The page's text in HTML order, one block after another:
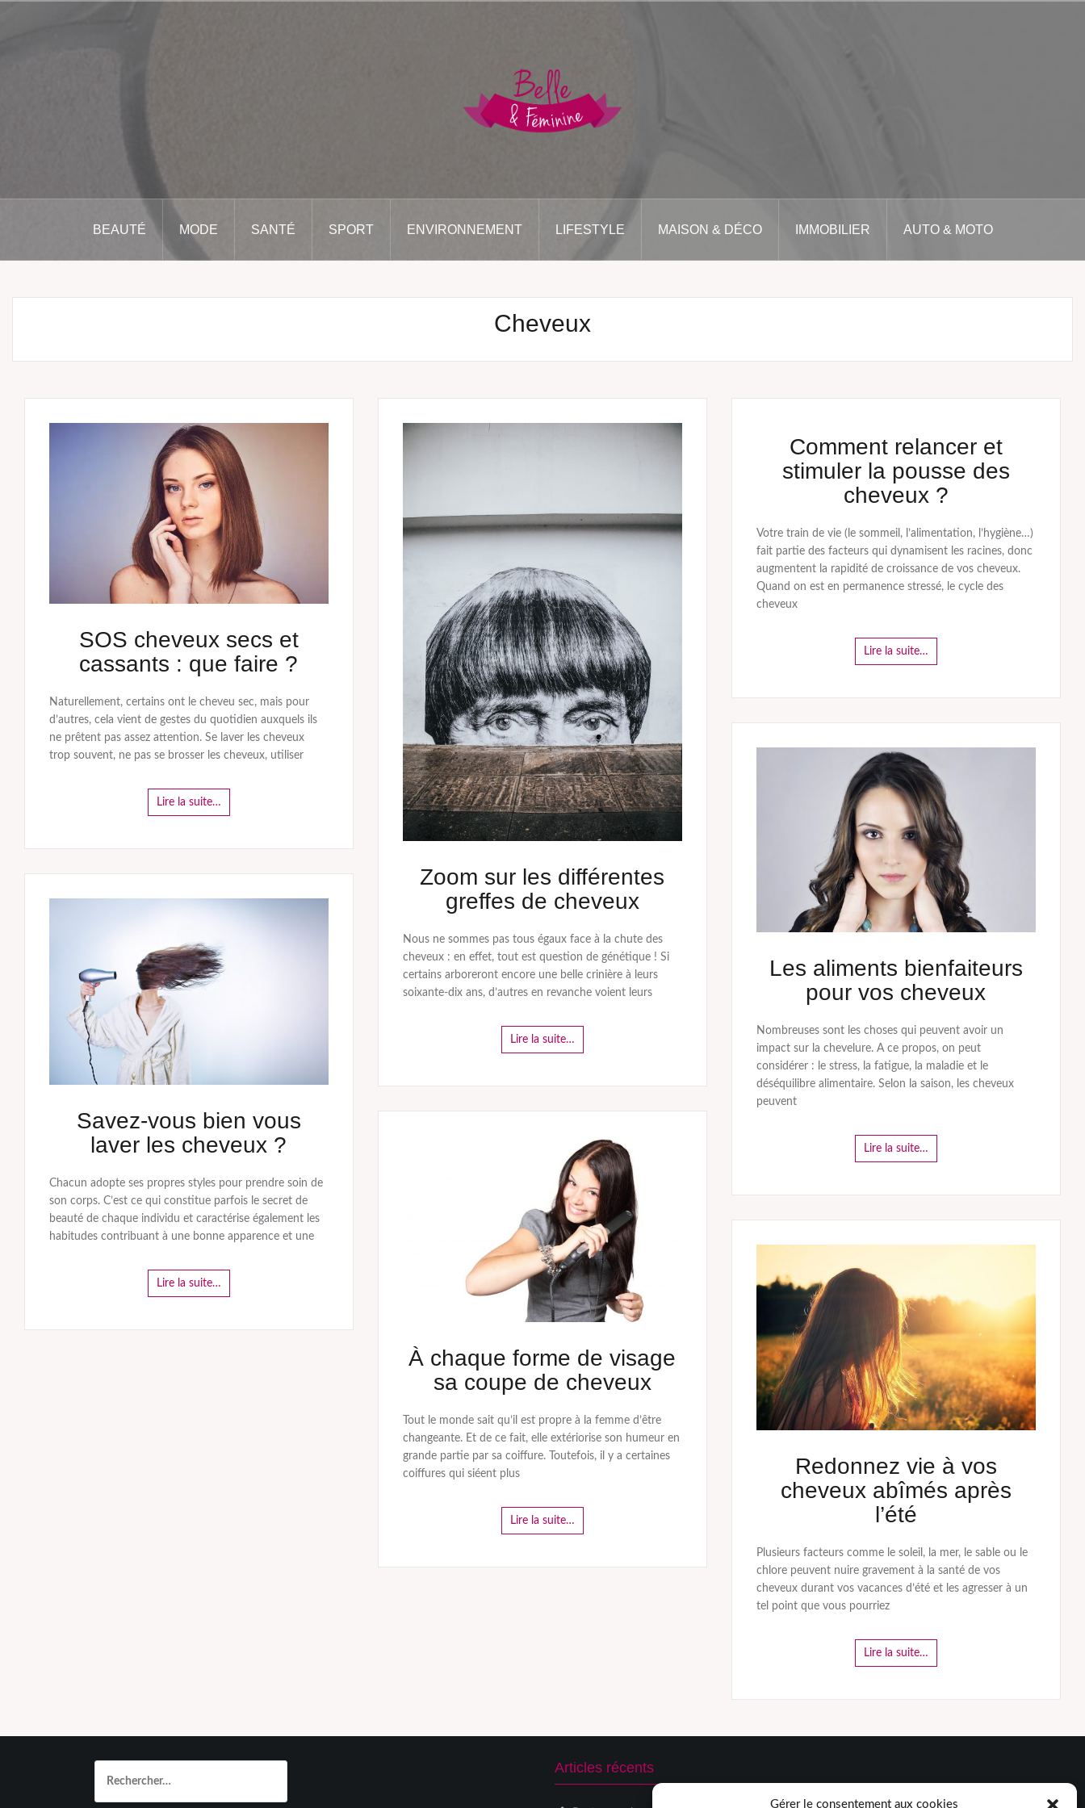
Gérer le consentement aux cookies
BEAUTÉ MODE SANTÉ SPORT ENVIRONNEMENT LIFESTYLE MAISON & DÉCO IMMOBILIER AUTO & MOTO
Cheveux
SOS cheveux secs et
cassants : que faire ?
Naturellement, certains ont le cheveu sec, mais pour
d’autres, cela vient de gestes du quotidien auxquels ils
ne prêtent pas assez attention. Se laver les cheveux
trop souvent, ne pas se brosser les cheveux, utiliser
Lire la suite…
Zoom sur les différentes
greffes de cheveux
Nous ne sommes pas tous égaux face à la chute des
cheveux : en effet, tout est question de génétique ! Si
certains arboreront encore une belle crinière à leurs
soixante-dix ans, d’autres en revanche voient leurs
Lire la suite…
Comment relancer et
stimuler la pousse des
cheveux ?
Votre train de vie (le sommeil, l’alimentation, l’hygiène…)
fait partie des facteurs qui dynamisent les racines, donc
augmentent la rapidité de croissance de vos cheveux.
Quand on est en permanence stressé, le cycle des
cheveux
Lire la suite…
Les aliments bienfaiteurs
pour vos cheveux
Nombreuses sont les choses qui peuvent avoir un
impact sur la chevelure. A ce propos, on peut
considérer : le stress, la fatigue, la maladie et le
déséquilibre alimentaire. Selon la saison, les cheveux
peuvent
Lire la suite…
Savez-vous bien vous
laver les cheveux ?
Chacun adopte ses propres styles pour prendre soin de
son corps. C’est ce qui constitue parfois le secret de
beauté de chaque individu et caractérise également les
habitudes contribuant à une bonne apparence et une
Lire la suite…
À chaque forme de visage
sa coupe de cheveux
Tout le monde sait qu’il est propre à la femme d’être
changeante. Et de ce fait, elle extériorise son humeur en
grande partie par sa coiffure. Toutefois, il y a certaines
coiffures qui siéent plus
Lire la suite…
Redonnez vie à vos
cheveux abîmés après
l’été
Plusieurs facteurs comme le soleil, la mer, le sable ou le
chlore peuvent nuire gravement à la santé de vos
cheveux durant vos vacances d’été et les agresser à un
tel point que vous pourriez
Lire la suite…
Articles récents